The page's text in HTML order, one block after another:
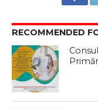
RECOMMENDED